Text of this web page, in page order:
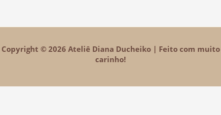
Copyright © 2026 Ateliê Diana Ducheiko | Feito com muito
carinho!